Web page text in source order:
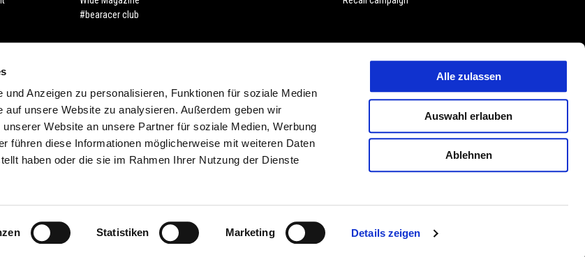
Anzeigen zu personalisieren, Funktionen für soziale Medien
auf unsere Website zu analysieren. Außerdem geben wir
Website an unsere Partner für soziale Medien, Werbung
führen diese Informationen möglicherweise mit weiteren Daten
haben oder die sie im Rahmen Ihrer Nutzung der Dienste
Statistiken Marketing Details zeigen
Alle zulassen
Auswahl erlauben
Ablehnen
#bearacer club
Rinaldo Piaggio, 25 56025 Pontedera (PI) Tel. +39 0587.272111 P. Iva 01551260506